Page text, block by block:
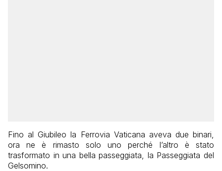
Fino al Giubileo la Ferrovia Vaticana aveva due binari,
ora ne è rimasto solo uno perché l’altro è stato
trasformato in una bella passeggiata, la Passeggiata del
Gelsomino.